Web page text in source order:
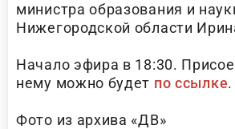
министра образования и
Нижегородской области
Начало эфира в 18:30.
нему можно будет по ссылке.
Фото из архива «ДВ»